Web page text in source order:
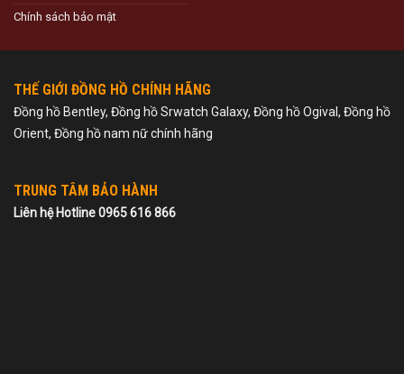
Chính sách bảo mật
THẾ GIỚI ĐỒNG HỒ CHÍNH HÃNG
Đồng hồ Bentley, Đồng hồ Srwatch Galaxy, Đồng hồ Ogival, Đồng hồ
Orient, Đồng hồ nam nữ chính hãng
TRUNG TÂM BẢO HÀNH
Liên hệ Hotline 0965 616 866